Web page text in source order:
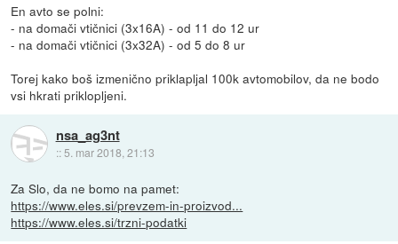
En avto se polni:
- na domači vtičnici (3x16A) - od 11 do 12 ur
- na domači vtičnici (3x32A) - od 5 do 8 ur
Torej kako boš izmenično priklapljal 100k avtomobilov, da ne bodo
vsi hkrati priklopljeni.
nsa_ag3nt
:: 5. mar 2018, 21:13
Za Slo, da ne bomo na pamet:
https://www.eles.si/prevzem-in-proizvod...
https://www.eles.si/trzni-podatki